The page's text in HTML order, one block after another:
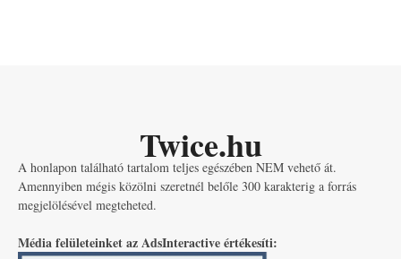
Twice.hu
A honlapon található tartalom teljes egészében NEM vehető át.
Amennyiben mégis közölni szeretnél belőle 300 karakterig a forrás
megjelölésével megteheted.
Média felületeinket az AdsInteractive értékesíti: